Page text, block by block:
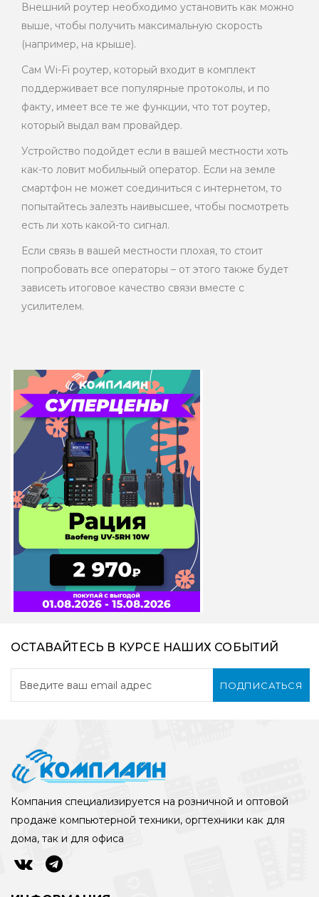
Внешний роутер необходимо установить как можно
выше, чтобы получить максимальную скорость
(например, на крыше).
Сам Wi-Fi роутер, который входит в комплект
поддерживает все популярные протоколы, и по
факту, имеет все те же функции, что тот роутер,
который выдал вам провайдер.
Устройство подойдет если в вашей местности хоть
как-то ловит мобильный оператор. Если на земле
смартфон не может соединиться с интернетом, то
попытайтесь залезть наивысшее, чтобы посмотреть
есть ли хоть какой-то сигнал.
Если связь в вашей местности плохая, то стоит
попробовать все операторы – от этого также будет
зависеть итоговое качество связи вместе с
усилителем.
ОСТАВАЙТЕСЬ В КУРСЕ НАШИХ СОБЫТИЙ
ПОДПИСАТЬСЯ
Компания специализируется на розничной и оптовой
продаже компьютерной техники, оргтехники как для
дома, так и для офиса